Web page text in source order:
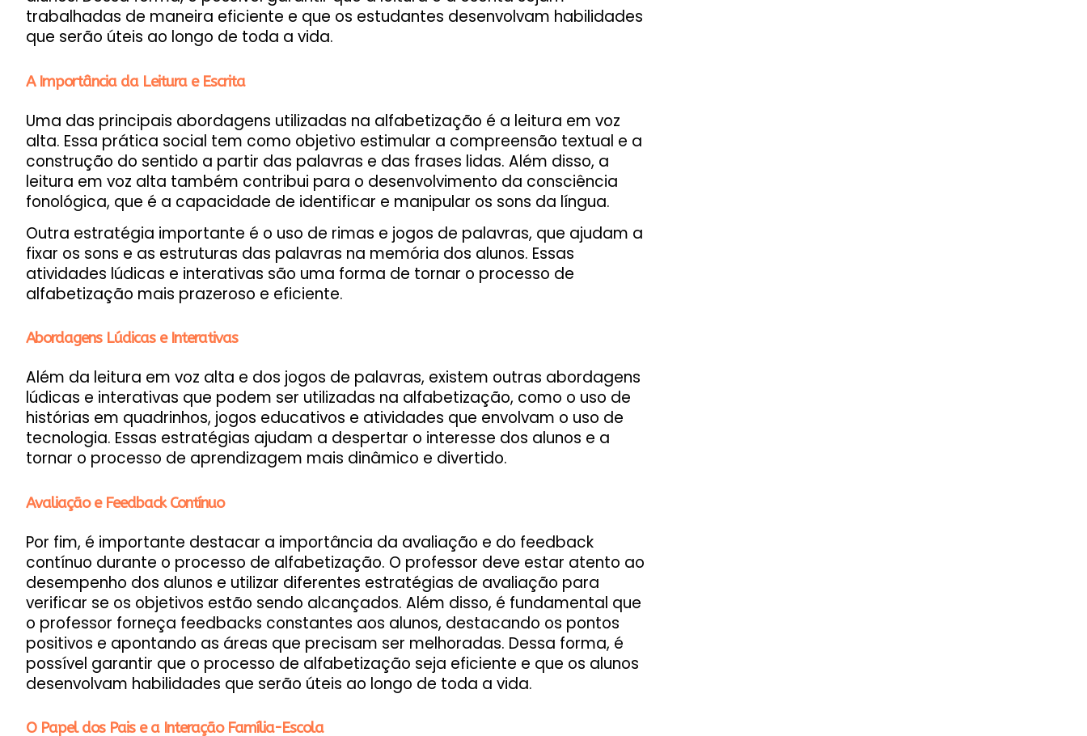
trabalhadas de maneira eficiente e que os estudantes desenvolvam habilidades
que serão úteis ao longo de toda a vida.
A Importância da Leitura e Escrita
Uma das principais abordagens utilizadas na alfabetização é a leitura em voz
alta. Essa prática social tem como objetivo estimular a compreensão textual e a
construção do sentido a partir das palavras e das frases lidas. Além disso, a
leitura em voz alta também contribui para o desenvolvimento da consciência
fonológica, que é a capacidade de identificar e manipular os sons da língua.
Outra estratégia importante é o uso de rimas e jogos de palavras, que ajudam a
fixar os sons e as estruturas das palavras na memória dos alunos. Essas
atividades lúdicas e interativas são uma forma de tornar o processo de
alfabetização mais prazeroso e eficiente.
Abordagens Lúdicas e Interativas
Além da leitura em voz alta e dos jogos de palavras, existem outras abordagens
lúdicas e interativas que podem ser utilizadas na alfabetização, como o uso de
histórias em quadrinhos, jogos educativos e atividades que envolvam o uso de
tecnologia. Essas estratégias ajudam a despertar o interesse dos alunos e a
tornar o processo de aprendizagem mais dinâmico e divertido.
Avaliação e Feedback Contínuo
Por fim, é importante destacar a importância da avaliação e do feedback
contínuo durante o processo de alfabetização. O professor deve estar atento ao
desempenho dos alunos e utilizar diferentes estratégias de avaliação para
verificar se os objetivos estão sendo alcançados. Além disso, é fundamental que
o professor forneça feedbacks constantes aos alunos, destacando os pontos
positivos e apontando as áreas que precisam ser melhoradas. Dessa forma, é
possível garantir que o processo de alfabetização seja eficiente e que os alunos
desenvolvam habilidades que serão úteis ao longo de toda a vida.
O Papel dos Pais e a Interação Família-Escola